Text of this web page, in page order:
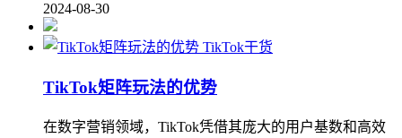
2024-08-30
TikTok干货
TikTok矩阵玩法的优势
在数字营销领域，TikTok凭借其庞大的用户基数和高效